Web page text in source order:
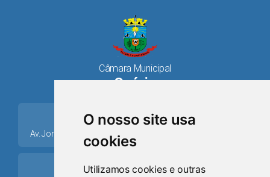
O nosso site usa
cookies
Utilizamos cookies e outras
Câmara Municipal
Osório
place
Av. Jorge Dariva, 1211, Centro CEP: 95520.000 - Osório/RS
ring_volume